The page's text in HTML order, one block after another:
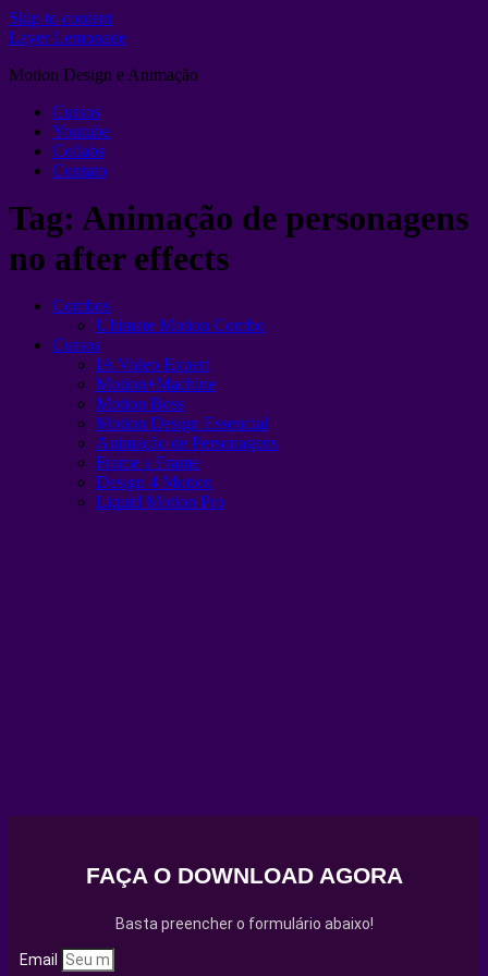
Skip to content
Layer Lemonade
Motion Design e Animação
Cursos
Youtube
Collabs
Contato
Tag: Animação de personagens
no after effects
Combos
Ultimate Motion Combo
Cursos
IA Video Expert
Motion+Machine
Motion Boss
Motion Design Essencial
Animação de Personagens
Frame a Frame
Design 4 Motion
Liquid Motion Pro
FAÇA O DOWNLOAD AGORA
Basta preencher o formulário abaixo!
Email